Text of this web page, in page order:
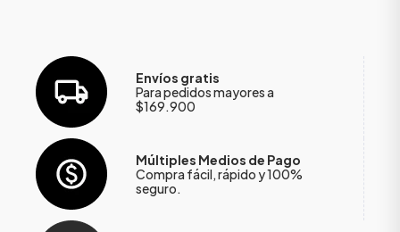
Envíos gratis
Para pedidos mayores a
$169.900
Múltiples Medios de Pago
Compra fácil, rápido y 100%
seguro.